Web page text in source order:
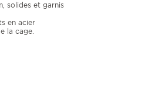
solides et garnis
en acier
la cage.